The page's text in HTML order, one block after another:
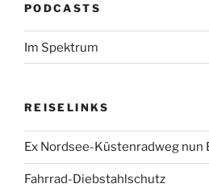
PODCASTS
Im Spektrum
REISELINKS
Ex Nordsee-Küstenradweg nun
Fahrrad-Diebstahlschutz